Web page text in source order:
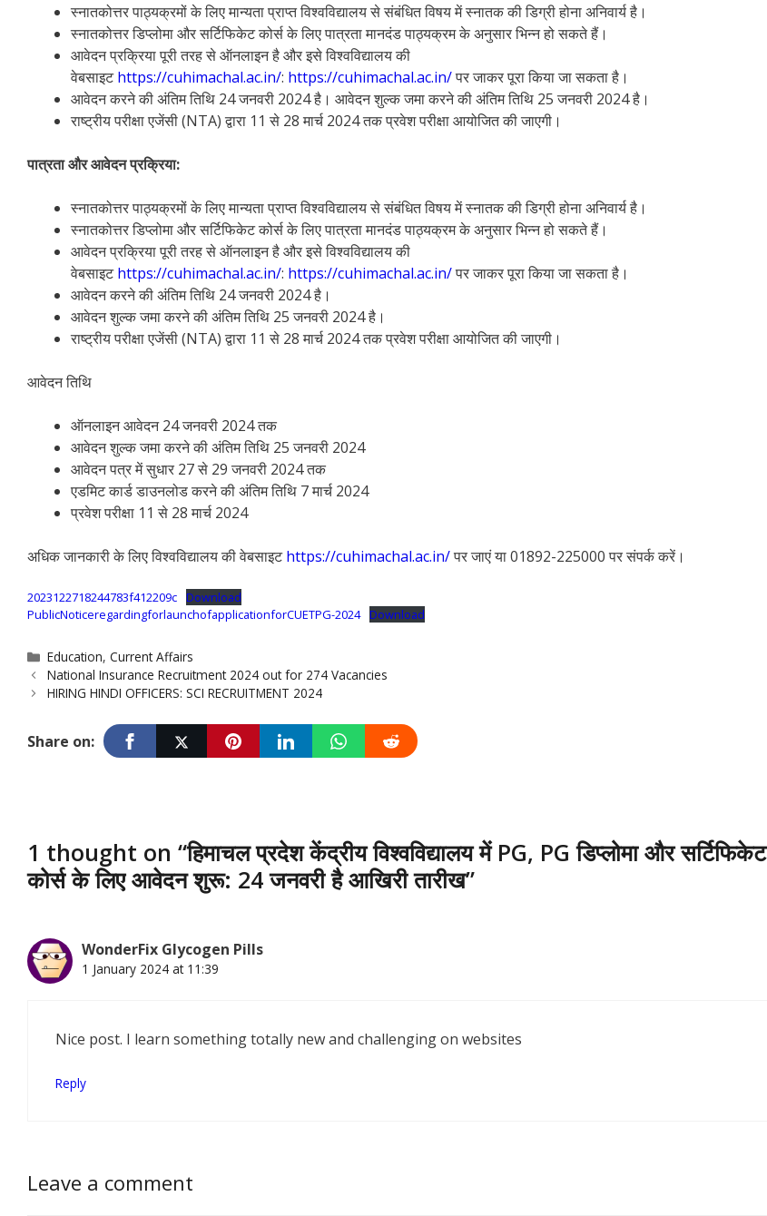
स्नातकोत्तर पाठ्यक्रमों के लिए मान्यता प्राप्त विश्वविद्यालय से संबंधित विषय में स्नातक की डिग्री होना अनिवार्य है।
स्नातकोत्तर डिप्लोमा और सर्टिफिकेट कोर्स के लिए पात्रता मानदंड पाठ्यक्रम के अनुसार भिन्न हो सकते हैं।
आवेदन प्रक्रिया पूरी तरह से ऑनलाइन है और इसे विश्वविद्यालय की
वेबसाइटhttps://cuhimachal.ac.in/: https://cuhimachal.ac.in/पर जाकर पूरा किया जा सकता है।
आवेदन करने की अंतिम तिथि 24 जनवरी 2024 है। आवेदन शुल्क जमा करने की अंतिम तिथि 25 जनवरी 2024 है।
राष्ट्रीय परीक्षा एजेंसी (NTA) द्वारा 11 से 28 मार्च 2024 तक प्रवेश परीक्षा आयोजित की जाएगी।
पात्रता और आवेदन प्रक्रिया:
स्नातकोत्तर पाठ्यक्रमों के लिए मान्यता प्राप्त विश्वविद्यालय से संबंधित विषय में स्नातक की डिग्री होना अनिवार्य है।
स्नातकोत्तर डिप्लोमा और सर्टिफिकेट कोर्स के लिए पात्रता मानदंड पाठ्यक्रम के अनुसार भिन्न हो सकते हैं।
आवेदन प्रक्रिया पूरी तरह से ऑनलाइन है और इसे विश्वविद्यालय की
वेबसाइटhttps://cuhimachal.ac.in/: https://cuhimachal.ac.in/पर जाकर पूरा किया जा सकता है।
आवेदन करने की अंतिम तिथि 24 जनवरी 2024 है।
आवेदन शुल्क जमा करने की अंतिम तिथि 25 जनवरी 2024 है।
राष्ट्रीय परीक्षा एजेंसी (NTA) द्वारा 11 से 28 मार्च 2024 तक प्रवेश परीक्षा आयोजित की जाएगी।
आवेदन तिथि
ऑनलाइन आवेदन 24 जनवरी 2024 तक
आवेदन शुल्क जमा करने की अंतिम तिथि 25 जनवरी 2024
आवेदन पत्र में सुधार 27 से 29 जनवरी 2024 तक
एडमिट कार्ड डाउनलोड करने की अंतिम तिथि 7 मार्च 2024
प्रवेश परीक्षा 11 से 28 मार्च 2024
अधिक जानकारी के लिए विश्वविद्यालय की वेबसाइटhttps://cuhimachal.ac.in/पर जाएं या 01892-225000 पर संपर्क करें।
2023122718244783f412209c
Download
PublicNoticeregardingforlaunchofapplicationforCUETPG-2024
Download
Categories
Education, Current Affairs
National Insurance Recruitment 2024 out for 274 Vacancies
HIRING HINDI OFFICERS: SCI RECRUITMENT 2024
Share on:
1 thought on “हिमाचल प्रदेश केंद्रीय विश्वविद्यालय में PG, PG डिप्लोमा और सर्टिफिकेट
कोर्स के लिए आवेदन शुरू: 24 जनवरी है आखिरी तारीख”
WonderFix Glycogen Pills
1 January 2024 at 11:39
Nice post. I learn something totally new and challenging on websites
Reply
Leave a comment